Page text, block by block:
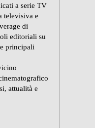
a serie TV
televisiva e
di
editoriali su
principali
attualità e